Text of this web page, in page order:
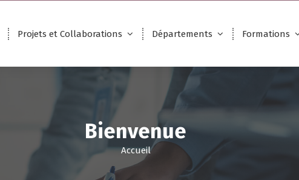
Projets et Collaborations Départements Formations
Bienvenue
Accueil